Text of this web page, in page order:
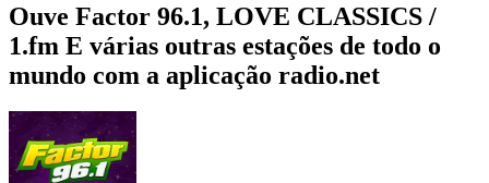
Ouve Factor 96.1, LOVE CLASSICS /
1.fm E várias outras estações de todo o
mundo com a aplicação radio.net